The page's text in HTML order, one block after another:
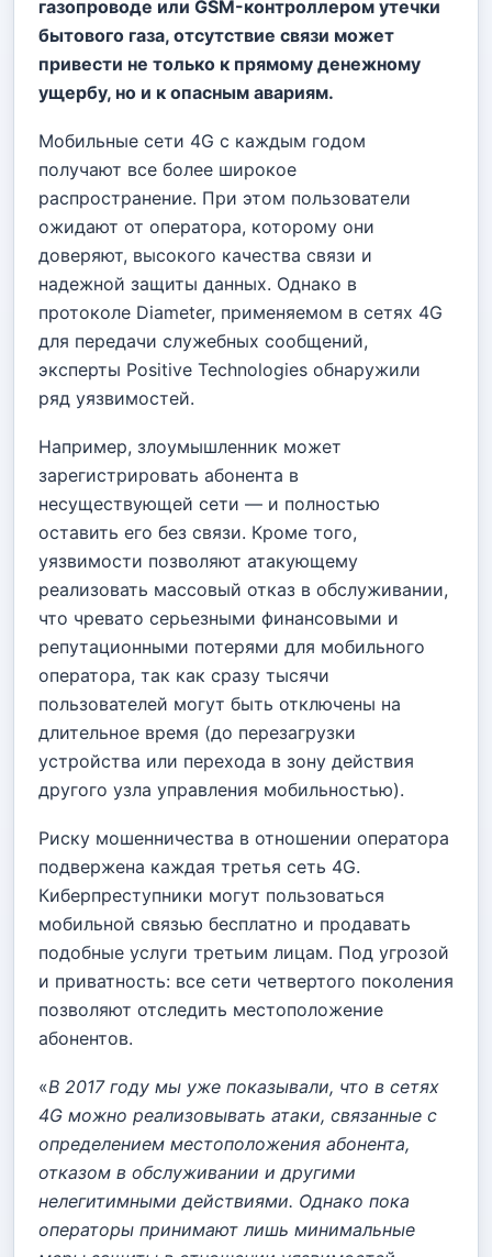
газопроводе или GSM-контроллером утечки
бытового газа, отсутствие связи может
привести не только к прямому денежному
ущербу, но и к опасным авариям.
Мобильные сети 4G с каждым годом
получают все более широкое
распространение. При этом пользователи
ожидают от оператора, которому они
доверяют, высокого качества связи и
надежной защиты данных. Однако в
протоколе Diameter, применяемом в сетях 4G
для передачи служебных сообщений,
эксперты Positive Technologies обнаружили
ряд уязвимостей.
Например, злоумышленник может
зарегистрировать абонента в
несуществующей сети — и полностью
оставить его без связи. Кроме того,
уязвимости позволяют атакующему
реализовать массовый отказ в обслуживании,
что чревато серьезными финансовыми и
репутационными потерями для мобильного
оператора, так как сразу тысячи
пользователей могут быть отключены на
длительное время (до перезагрузки
устройства или перехода в зону действия
другого узла управления мобильностью).
Риску мошенничества в отношении оператора
подвержена каждая третья сеть 4G.
Киберпреступники могут пользоваться
мобильной связью бесплатно и продавать
подобные услуги третьим лицам. Под угрозой
и приватность: все сети четвертого поколения
позволяют отследить местоположение
абонентов.
«В 2017 году мы уже показывали, что в сетях
4G можно реализовывать атаки, связанные с
определением местоположения абонента,
отказом в обслуживании и другими
нелегитимными действиями. Однако пока
операторы принимают лишь минимальные